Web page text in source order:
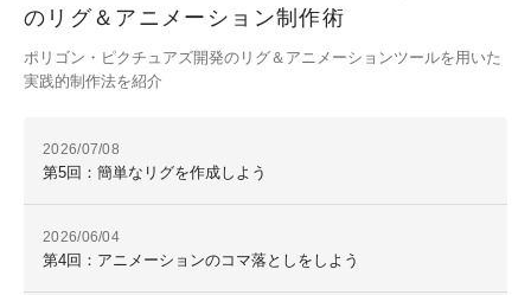
のリグ＆アニメーション制作術
ポリゴン・ピクチュアズ開発のリグ＆アニメーションツールを用いた
実践的制作法を紹介
2026/07/08
第5回：簡単なリグを作成しよう
2026/06/04
第4回：アニメーションのコマ落としをしよう